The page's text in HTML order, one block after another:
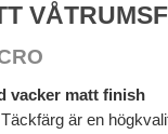
vacker matt finish
är en